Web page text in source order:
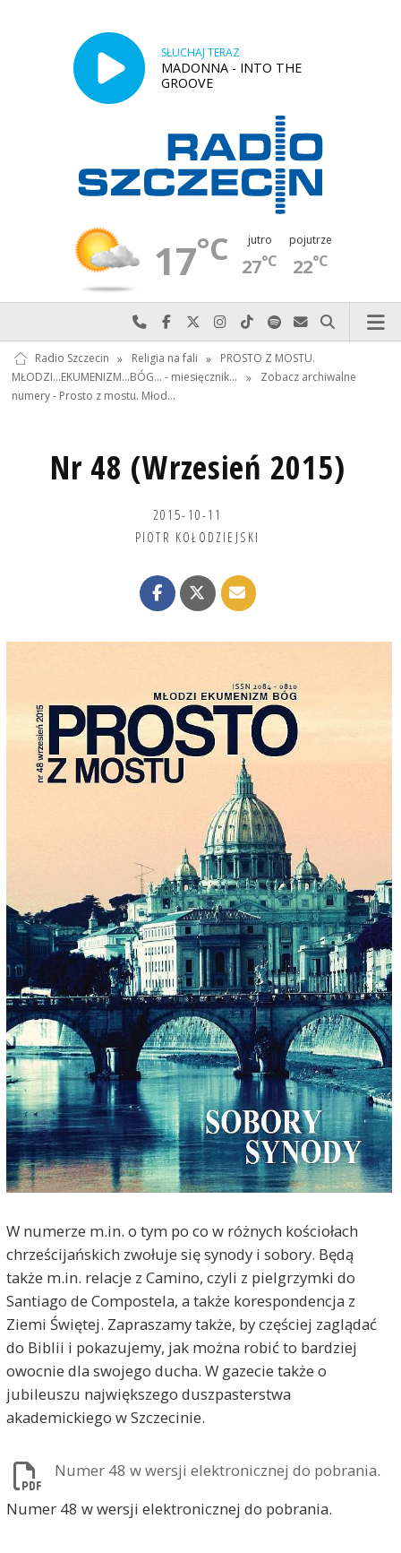
SŁUCHAJ TERAZ
MADONNA - INTO THE
GROOVE
17°C jutro
27°C
pojutrze
22°C
Najlepiej po prostu do nas zadzwoń
Odwiedź nas na Facebook-u
Odwiedź nas na X
Odwiedź nas na Instagram-ie
Odwiedź nas na TikTok-u
Szukaj nas na Spotify
Wyślij do nas
Szukaj
Radio Szczecin » Religia na fali »
PROSTO Z MOSTU.
MŁODZI...EKUMENIZM...BÓG... - miesięcznik…
»
Zobacz archiwalne
numery - Prosto z mostu. Młod…
Nr 48 (Wrzesień 2015)
2015-10-11
PIOTR KOŁODZIEJSKI
W numerze m.in. o tym po co w różnych kościołach
chrześcijańskich zwołuje się synody i sobory. Będą
także m.in. relacje z Camino, czyli z pielgrzymki do
Santiago de Compostela, a także korespondencja z
Ziemi Świętej. Zapraszamy także, by częściej zaglądać
do Biblii i pokazujemy, jak można robić to bardziej
owocnie dla swojego ducha. W gazecie także o
jubileuszu największego duszpasterstwa
akademickiego w Szczecinie.
Numer 48 w wersji elektronicznej do pobrania.
Numer 48 w wersji elektronicznej do pobrania.